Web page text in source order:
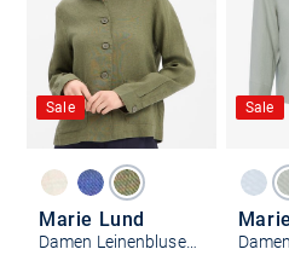
Sale
Marie Lund
Damen Leinenbluse - Emma
Sale